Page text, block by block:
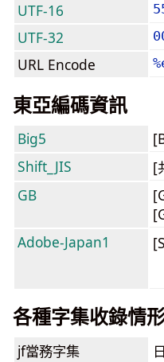
UTF-16
UTF-32
URL Encode
東亞編碼資訊
Big5
Shift_JIS
[
GB
Adobe-Japan1
各種字集收錄情
jf當務字集